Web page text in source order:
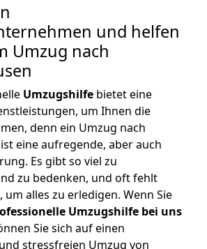
und helfen
Umzug nach
Umzugshilfe bietet eine
um Ihnen die
denn ein Umzug nach
eine aufregende, aber auch
Es gibt so viel zu
zu bedenken, und oft fehlt
um alles zu erledigen. Wenn Sie
Umzugshilfe bei uns
Sie sich auf einen
stressfreien Umzug von